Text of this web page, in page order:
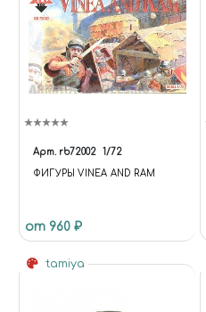
Арт. rb72002 1/72
ФИГУРЫ VINEA AND RAM
от 960 ₽
tamiya